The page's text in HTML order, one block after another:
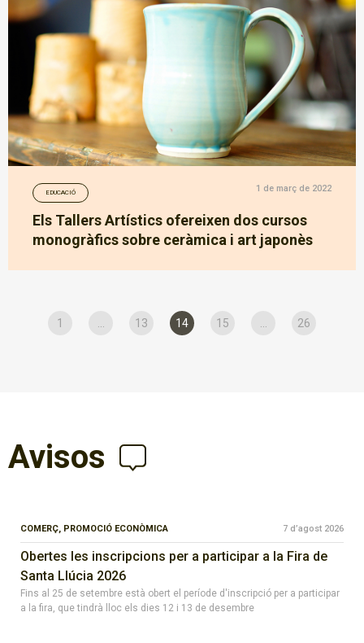
EDUCACIÓ 1 de març de 2022
Els Tallers Artístics ofereixen dos cursos
monogràfics sobre ceràmica i art japonès
1 13 14 15 26
Avisos
COMERÇ, PROMOCIÓ ECONÒMICA 7 d’agost 2026
Obertes les inscripcions per a participar a la Fira de
Santa Llúcia 2026
Fins al 25 de setembre està obert el període d'inscripció per a participar
a la fira, que tindrà lloc els dies 12 i 13 de desembre